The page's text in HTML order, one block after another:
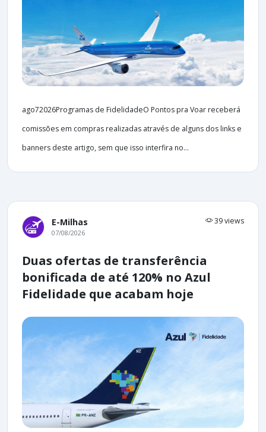
ago72026Programas de FidelidadeO Pontos pra Voar receberá
comissões em compras realizadas através de alguns dos links e
banners deste artigo, sem que isso interfira no...
E-Milhas 39 views
07/08/2026
Duas ofertas de transferência
bonificada de até 120% no Azul
Fidelidade que acabam hoje